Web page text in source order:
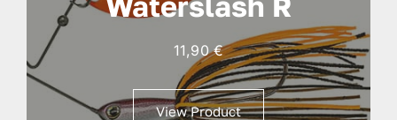
11,90€
View Product